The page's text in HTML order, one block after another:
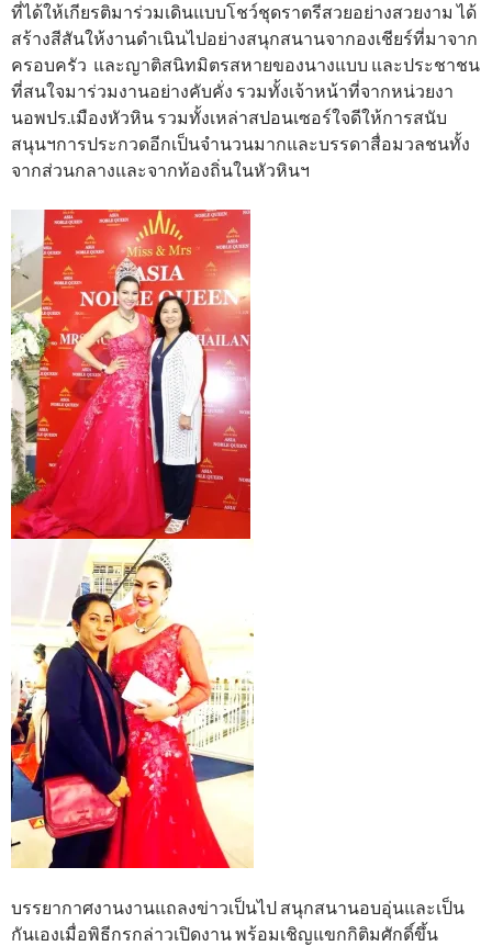
ที่ได้ให้เกียรติมาร่วมเดินแบบโชว์ชุดราตรีสวยอย่างสวยงาม ได้
สร้างสีสันให้งานดำเนินไปอย่างสนุกสนานจากองเชียร์ที่มาจาก
ครอบครัว และญาติสนิทมิตรสหายของนางแบบ และประชาชน
ที่สนใจมาร่วมงานอย่างคับคั่ง รวมทั้งเจ้าหน้าที่จากหน่วยงา
นอพปร.เมืองหัวหิน รวมทั้งเหล่าสปอนเซอร์ใจดีให้การสนับ
สนุนฯการประกวดอีกเป็นจำนวนมากและบรรดาสื่อมวลชนทั้ง
จากส่วนกลางและจากท้องถิ่นในหัวหินฯ
บรรยากาศงานงานแถลงข่าวเป็นไป สนุกสนานอบอุ่นและเป็น
กันเองเมื่อพิธีกรกล่าวเปิดงาน พร้อมเชิญแขกกิติมศักดิ์ขึ้น